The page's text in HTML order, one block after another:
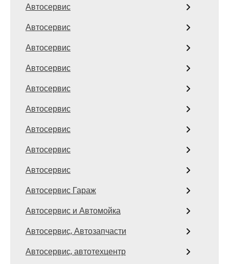
Автосервис
Автосервис
Автосервис
Автосервис
Автосервис
Автосервис
Автосервис
Автосервис
Автосервис
Автосервис Гараж
Автосервис и Автомойка
Автосервис, Автозапчасти
Автосервис, автотехцентр